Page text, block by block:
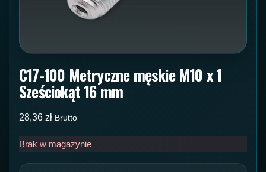
C17-100 Metryczne męskie M10 x 1
Sześciokąt 16 mm
28,36 zł Brutto
Brak w magazynie